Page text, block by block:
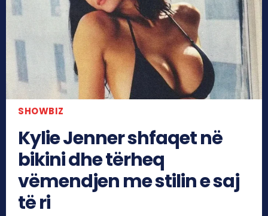
SHOWBIZ
Kylie Jenner shfaqet në
bikini dhe tërheq
vëmendjen me stilin e saj
të ri